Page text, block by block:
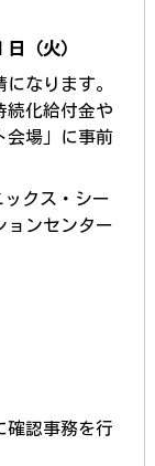
（火）
なります。
続化給付金や
会場」に事前
ックス・シー
ョンセンター
確認事務を行